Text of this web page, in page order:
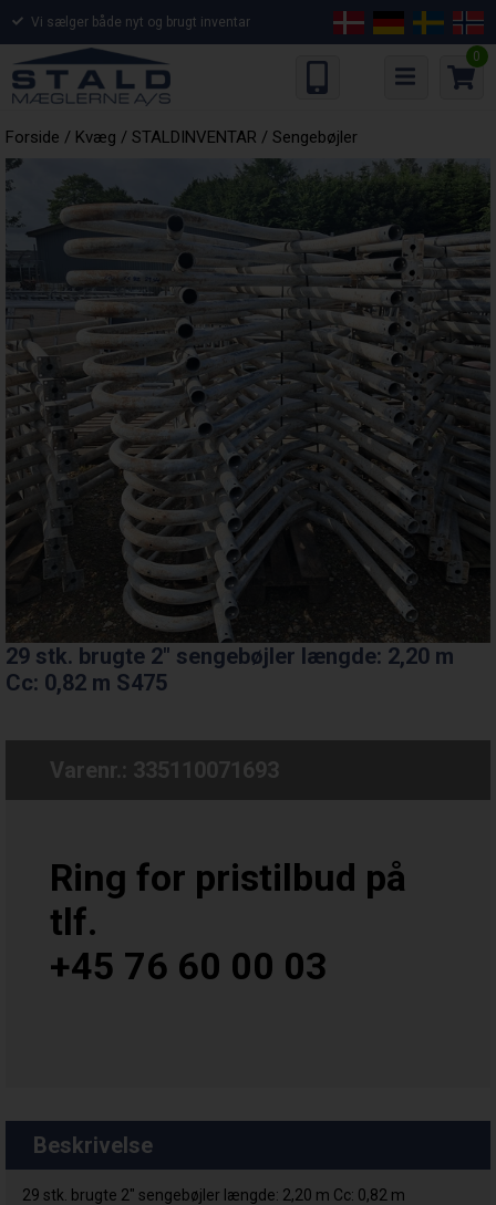
Vi sælger både nyt og brugt inventar
0
Forside / Kvæg / STALDINVENTAR / Sengebøjler
29 stk. brugte 2" sengebøjler længde: 2,20 m
Cc: 0,82 m S475
Varenr.: 335110071693
Ring for pristilbud på
tlf.
+45 76 60 00 03
Beskrivelse
29 stk. brugte 2" sengebøjler længde: 2,20 m Cc: 0,82 m